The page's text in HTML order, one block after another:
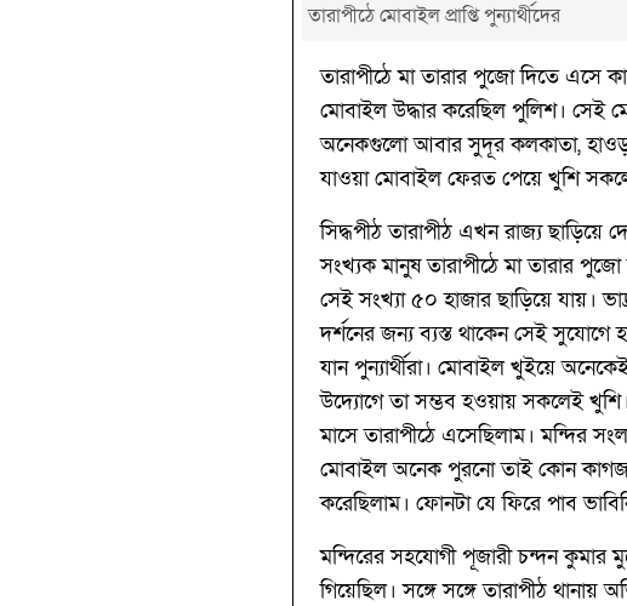
তারাপীঠে মোবাইল প্রাপ্তি পুন্যার্থীদের
তারাপীঠে মা তারার পুজো দিতে এসে
মোবাইল উদ্ধার করেছিল পুলিশ। সেই
অনেকগুলো আবার সুদূর কলকাতা, হাওড়া,
যাওয়া মোবাইল ফেরত পেয়ে খুশি
সিদ্ধপীঠ তারাপীঠ এখন রাজ্য ছাড়িয়ে
সংখ্যক মানুষ তারাপীঠে মা তারার
সেই সংখ্যা ৫০ হাজার ছাড়িয়ে যায়।
দর্শনের জন্য ব্যস্ত থাকেন সেই
যান পুন্যার্থীরা। মোবাইল খুইয়ে
উদ্যোগে তা সম্ভব হওয়ায় সকলেই
মাসে তারাপীঠে এসেছিলাম। মন্দির
মোবাইল অনেক পুরনো তাই কোন
করেছিলাম। ফোনটা যে ফিরে পাব
মন্দিরের সহযোগী পূজারী চন্দন কুমার
গিয়েছিল। সঙ্গে সঙ্গে তারাপীঠ